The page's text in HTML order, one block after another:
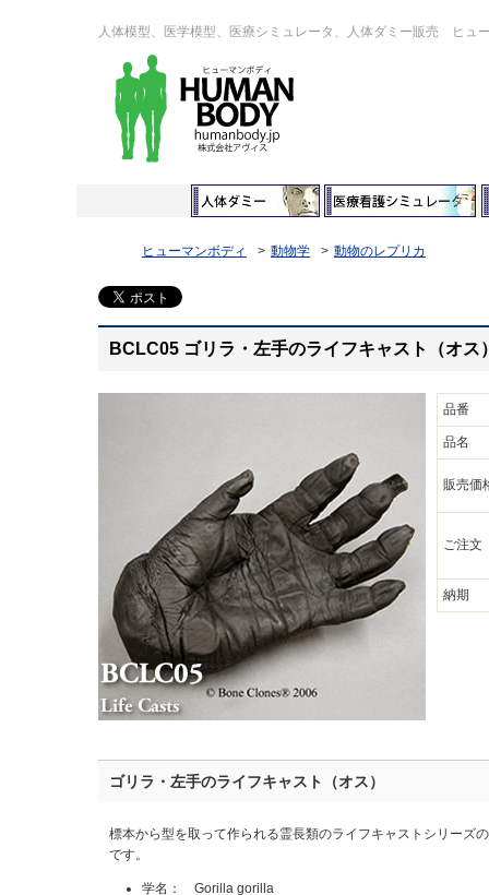
人体模型、医学模型、医療シミュレータ、人体ダミー販売 ヒュ
ヒューマンボディ 動物学 動物のレプリカ
BCLC05 ゴリラ・左手のライフキャスト（オス
品番
品名
販売価
ご注文
納期
ゴリラ・左手のライフキャスト（オス）
標本から型を取って作られる霊長類のライフキャストシリー
です。
学名： Gorilla gorilla